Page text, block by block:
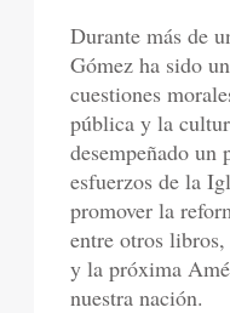
Durante más de
Gómez ha sido
cuestiones
pública y la
desempeñado
esfuerzos de la
promover la
entre otros
y la próxima
nuestra nación.